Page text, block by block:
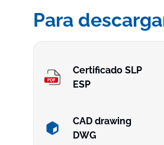
Para
Certificado SLP
ESP
CAD drawing
DWG